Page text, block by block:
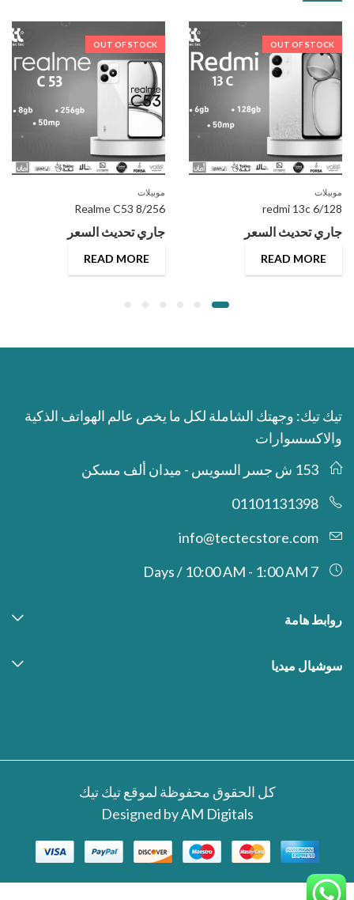
OUT OF STOCK
موبيلات
redmi 13c 6/128
جاري تحديث السعر
READ MORE
OUT OF STOCK
موبيلات
Realme C53 8/256
جاري تحديث السعر
READ MORE
تيك تيك: وجهتك الشاملة لكل ما يخص عالم الهواتف الذكية
والاكسسوارات
153 ش جسر السويس - ميدان ألف مسكن
01101131398
info@tectecstore.com
7 Days / 10:00 AM - 1:00 AM
روابط هامة
سوشيال ميديا
كل الحقوق محفوظة لموقع تيك تيك
Designed byAM Digitals